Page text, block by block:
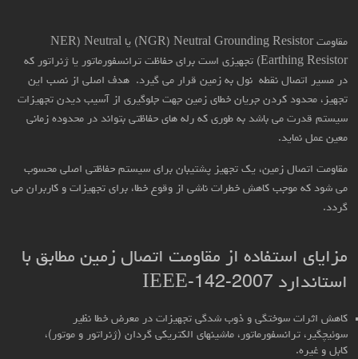
مقاومت‌ NGR) Neutral Grounding Resistor) یا NER) Neutral
Earthing Resistor) تجهیزی است برای حفاظت ترانسفورماتور یا ژنراتور که
در مسیر اتصال نقطه نول به زمین قرار می گیرد. هدف اصلی از نصب این
تجهیز، محدود کردن جریان خطای زمین جهت جلوگیری از آسیب دیدن تجهیزات
سیستم قدرت می باشد به طوری که رله های حفاظتی بتواند در محدوده زمانی
معین عمل نماید.
مقاومت اتصال زمین، یک تجهیز پشتیبان برای سیستم حفاظتی اصلی محسوب
می شود که موجب کاهش خطرات ناشی از وقوع خطا، برای تجهیزات و کاربران می
گردد.
مزایای استفاده از مقاومت اتصال زمین مطابق با
استاندارد IEEE-142-2007
کاهش اثرات سوختگی و ذوب شدگی تجهیزات در معرض خطا نظیر
سوئیچگیر، ترانسفورماتور، ماشینهای الکتریکی گردان (ژنراتور و موتور)،
کابل و غیره.